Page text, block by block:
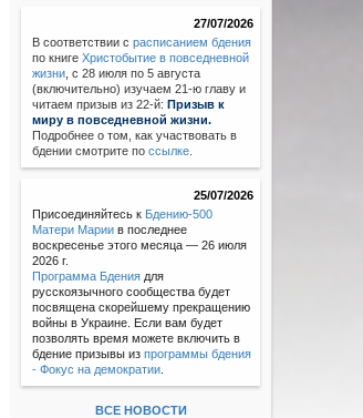
27/07/2026
В соответствии с расписанием бдения
по книгеХристобытие в повседневной
жизни с 28 июля по 5 августа
(включительно) изучаем 21-ю главу и
читаем призыв из 22-й: Призыв к
миру в повседневной жизни.
Подробнее о том, как участвовать в
бдении смотрите поссылке
25/07/2026
Присоединяйтесь к Бдению-500
Матери Марии в последнее
воскресенье этого месяца — 26 июля
2026 г.
Программа Бдения для
русскоязычного сообщества будет
посвящена скорейшему прекращению
войны в Украине. Если вам будет
позволять время можете включить в
бдение призывы изпрограммы бдения
- Фокус на демократии
ВСЕ НОВОСТИ